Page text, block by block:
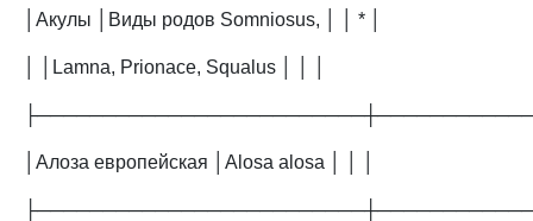
│Акулы │Виды родов Somniosus, │ │ * │
│ │Lamna, Prionace, Squalus │ │ │
│Алоза европейская │Alosa alosa │ │ │